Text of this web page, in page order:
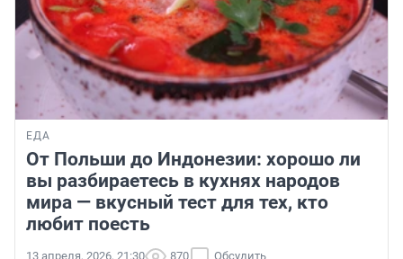
ЕДА
От Польши до Индонезии: хорошо ли
вы разбираетесь в кухнях народов
мира — вкусный тест для тех, кто
любит поесть
13 апреля, 2026, 21:30 870 Обсудить